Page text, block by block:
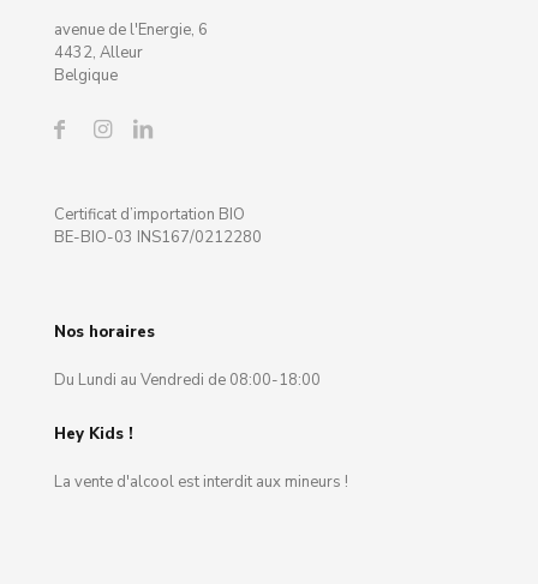
avenue de l'Energie, 6
4432, Alleur
Belgique
Certificat d’importation BIO
BE-BIO-03 INS167/0212280
Nos horaires
Du Lundi au Vendredi de 08:00-18:00
Hey Kids !
La vente d'alcool est interdit aux mineurs !